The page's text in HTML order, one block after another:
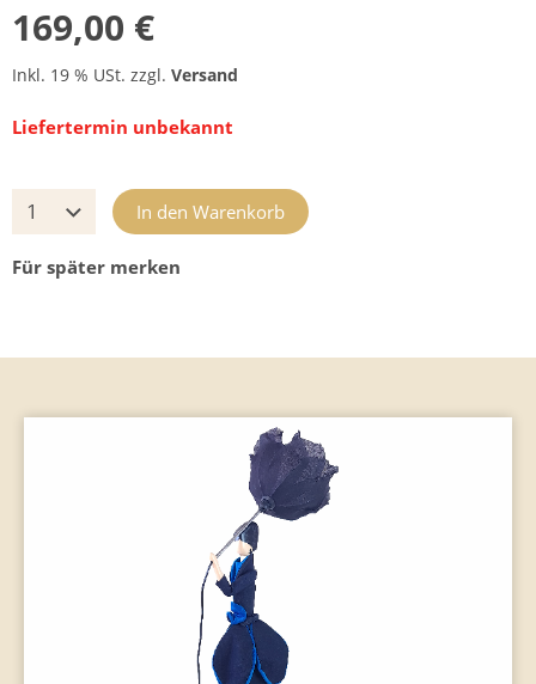
169,00 €
Inkl. 19 % USt. zzgl. Versand
Liefertermin unbekannt
In den Warenkorb
Für später merken